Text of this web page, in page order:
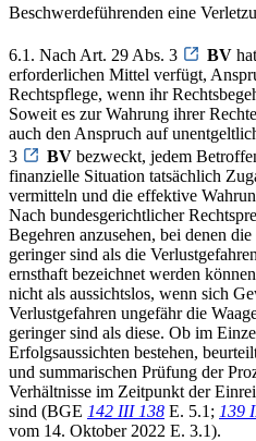
Beschwerdeführenden eine
6.1. Nach Art. 29 Abs. 3 BV
erforderlichen Mittel verfügt,
Rechtspflege, wenn ihr
Soweit es zur Wahrung ihrer
auch den Anspruch auf
3
BV bezweckt, jedem
finanzielle Situation tatsächlich
vermitteln und die effektive
Nach bundesgerichtlicher
Begehren anzusehen, bei denen
geringer sind als die
ernsthaft bezeichnet werden
nicht als aussichtslos, wenn sich
Verlustgefahren ungefähr die
geringer sind als diese. Ob im
Erfolgsaussichten bestehen,
und summarischen Prüfung der
Verhältnisse im Zeitpunkt der
sind (BGE 142 III 138 E. 5.1; 139
vom 14. Oktober 2022 E. 3.1).